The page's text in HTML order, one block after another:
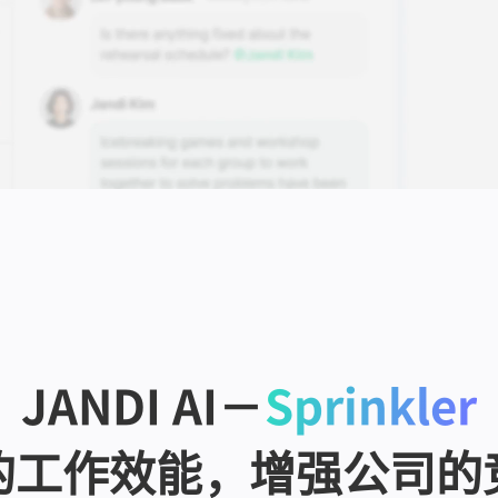
JANDI AI－Sprinkler
作效能，增强公司